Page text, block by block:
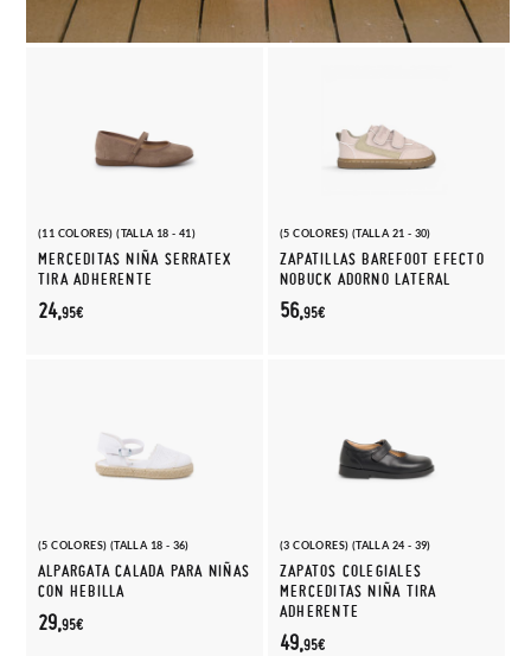
(11 COLORES) (TALLA 18 - 41)
MERCEDITAS NIÑA SERRATEX
TIRA ADHERENTE
24,95€
(5 COLORES) (TALLA 21 - 30)
ZAPATILLAS BAREFOOT EFECTO
NOBUCK ADORNO LATERAL
56,95€
(5 COLORES) (TALLA 18 - 36)
ALPARGATA CALADA PARA NIÑAS
CON HEBILLA
29,95€
(3 COLORES) (TALLA 24 - 39)
ZAPATOS COLEGIALES
MERCEDITAS NIÑA TIRA
ADHERENTE
49,95€